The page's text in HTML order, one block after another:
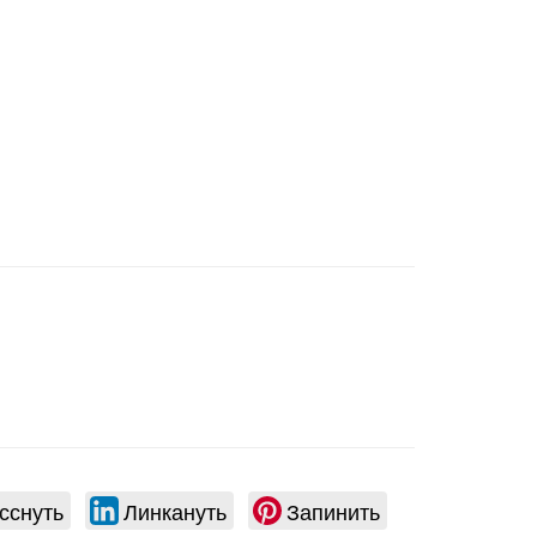
Линкануть Запинить